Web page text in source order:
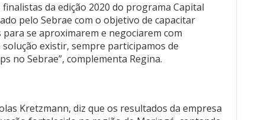
da edição 2020 do programa Capital
pelo Sebrae com o objetivo de capacitar
se aproximarem e negociarem com
existir, sempre participamos de
no Sebrae”, complementa Regina.
Kretzmann, diz que os resultados da empresa